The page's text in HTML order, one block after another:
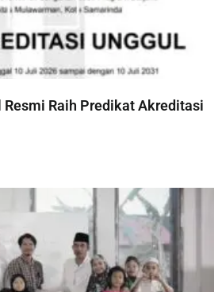
Resmi Raih Predikat Akreditasi